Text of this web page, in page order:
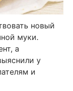
новый
муки.
а
у
и